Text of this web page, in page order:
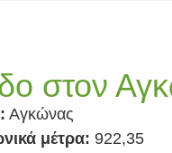
στον
Αγκώνας
μέτρα: 922,35